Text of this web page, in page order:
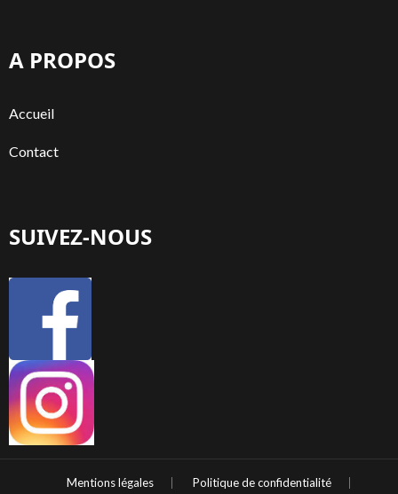
A PROPOS
Accueil
Contact
SUIVEZ-NOUS
Mentions légales Politique de confidentialité